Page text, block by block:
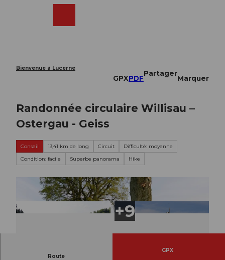
Bienvenue à Lucerne
GPXPDF
Partager
Marquer
Randonnée circulaire Willisau –
Ostergau - Geiss
Conseil 13,41 km de long Circuit
Difficulté: moyenne
Condition: facile
Superbe panorama Hike
Route
GPX